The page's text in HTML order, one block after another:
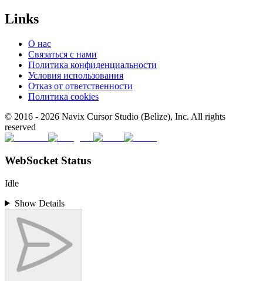
Links
О нас
Связаться с нами
Политика конфиденциальности
Условия использования
Отказ от ответственности
Политика cookies
© 2016 - 2026 Navix Cursor Studio (Belize), Inc. All rights
reserved
WebSocket Status
Idle
Show Details